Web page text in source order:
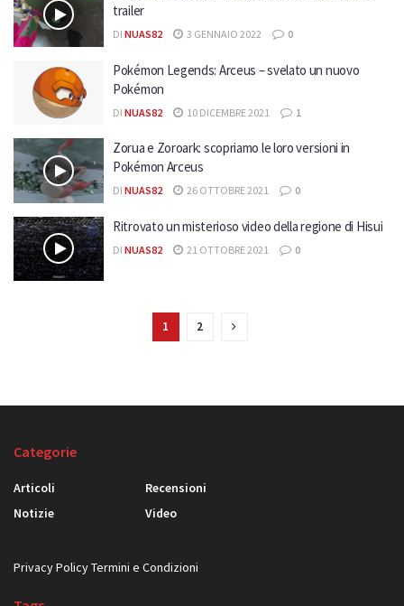
trailer
DI NUAS82 3 GENNAIO 2022 0
Pokémon Legends: Arceus – svelato un nuovo
Pokémon
DI NUAS82 10 DICEMBRE 2021 1
Zorua e Zoroark: scopriamo le loro versioni in
Pokémon Arceus
DI NUAS82 26 OTTOBRE 2021 0
Ritrovato un misterioso video della regione di Hisui
DI NUAS82 21 OTTOBRE 2021 0
1 2
Categorie
Articoli
Notizie
Recensioni
Video
Privacy PolicyTermini e Condizioni